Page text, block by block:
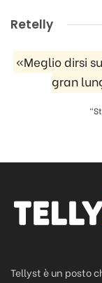
Retelly
«Meglio dirsi
gran
Tellyst è un posto